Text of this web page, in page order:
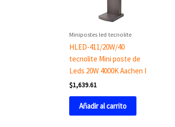
Minipostes led tecnolite
HLED-411/20W/40
tecnolite Mini poste de
Leds 20W 4000K Aachen I
$1,639.61
Añadir al carrito